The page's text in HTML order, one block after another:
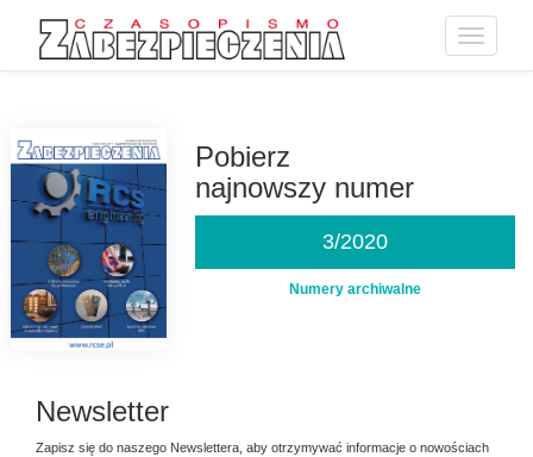
Toggle
Pobierz
najnowszy numer
3/2020
Numery archiwalne
Newsletter
Zapisz się do naszego Newslettera, aby otrzymywać informacje o nowościach